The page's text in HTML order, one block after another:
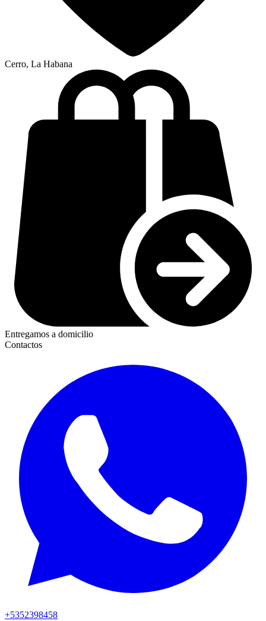
Cerro, La Habana
Entregamos a domicilio
Contactos
+5352398458